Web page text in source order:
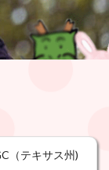
（テキサス州)